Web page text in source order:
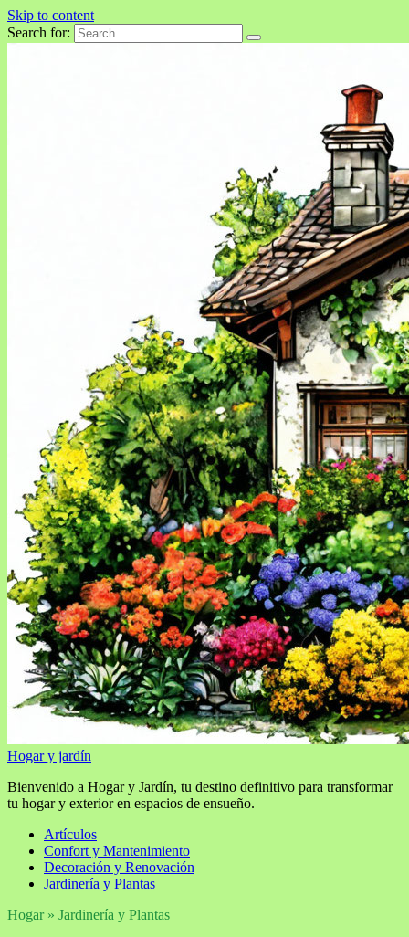
Skip to content
Search for:
Hogar y jardín
Bienvenido a Hogar y Jardín, tu destino definitivo para transformar
tu hogar y exterior en espacios de ensueño.
Artículos
Confort y Mantenimiento
Decoración y Renovación
Jardinería y Plantas
Hogar» Jardinería y Plantas